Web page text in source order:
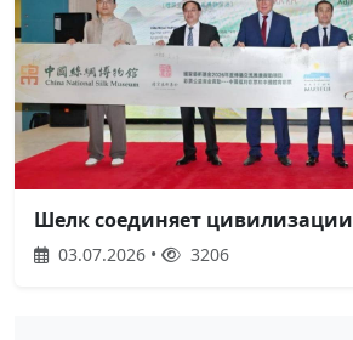
Шелк соединяет цивилизации
03.07.2026 • 3206